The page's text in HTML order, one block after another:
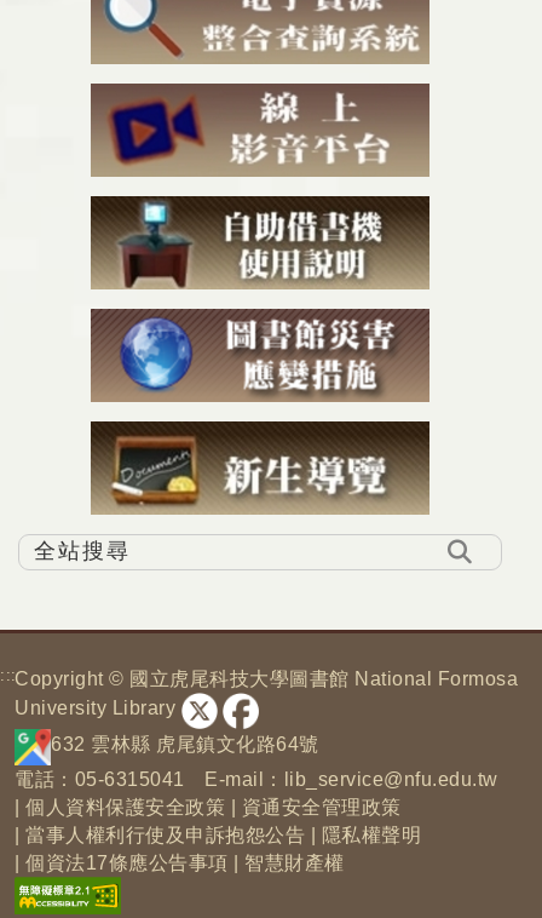
:::Copyright © 國立虎尾科技大學圖書館 National Formosa
University Library
632 雲林縣 虎尾鎮文化路64號
電話：05-6315041 E-mail： lib_service@nfu.edu.tw
|個人資料保護安全政策 | 資通安全管理政策
|當事人權利行使及申訴抱怨公告 | 隱私權聲明
|個資法17條應公告事項 | 智慧財產權